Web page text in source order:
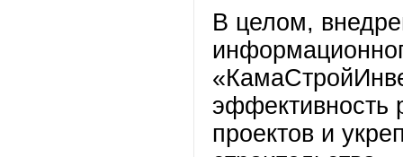
В целом,
эффективность
проектов и